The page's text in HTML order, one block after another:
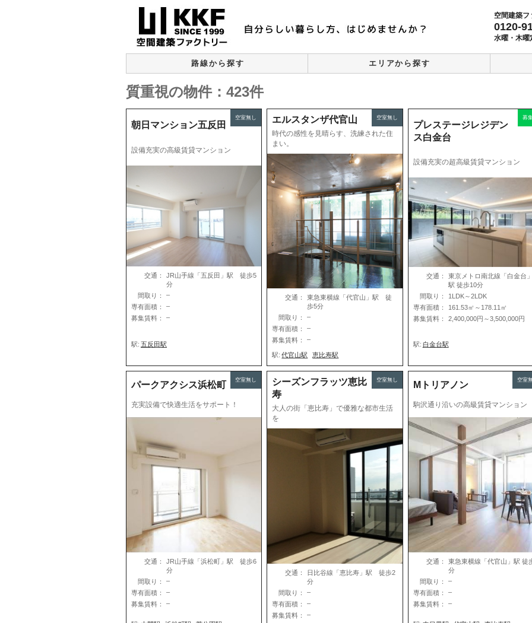
空間建築フ
0120-
水曜・木曜
路線から探す エリアから探す
質重視の物件：423件
朝日マンション五反田
設備充実の高級賃貸マンション
交通：
JR山手線「五反田」駅 徒歩5
分
間取り：
–
専有面積：
–
募集賃料：
–
駅: 五反田駅
空室無し エルスタンザ代官山
時代の感性を見晴らす、洗練された住
まい。
交通：
東急東横線「代官山」駅 徒
歩5分
間取り：
–
専有面積：
–
募集賃料：
–
駅: 代官山駅 恵比寿駅
空室無し
プレステージレジデン
ス白金台
設備充実の超高級賃貸マンション
交通：
東京メトロ南北線「白金台
駅 徒歩10分
間取り：
1LDK～2LDK
専有面積：
161.53㎡～178.11㎡
募集賃料：
2,400,000円～3,500,000円
駅: 白金台駅
募
パークアクシス浜松町
充実設備で快適生活をサポート！
交通：
JR山手線「浜松町」駅 徒歩6
分
間取り：
–
専有面積：
–
募集賃料：
–
空室無し
シーズンフラッツ恵比
寿
大人の街「恵比寿」で優雅な都市生活
を
交通：
日比谷線「恵比寿」駅 徒歩2
分
間取り：
–
専有面積：
–
募集賃料：
–
空室無し Mトリアノン
駒沢通り沿いの高級賃貸マンション
交通：
東急東横線「代官山」駅 徒
分
間取り：
–
専有面積：
–
募集賃料：
–
空室